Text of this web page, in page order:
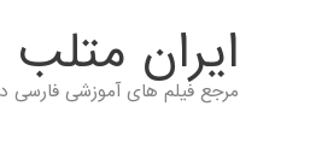
ايران متلب
مرجع فیلم های آموزشی فارسی